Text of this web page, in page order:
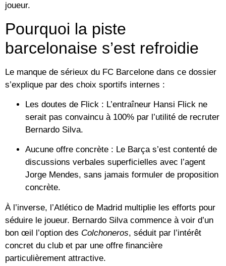
joueur.
Pourquoi la piste
barcelonaise s’est refroidie
Le manque de sérieux du FC Barcelone dans ce dossier
s’explique par des choix sportifs internes :
Les doutes de Flick : L’entraîneur Hansi Flick ne
serait pas convaincu à 100% par l’utilité de recruter
Bernardo Silva.
Aucune offre concrète : Le Barça s’est contenté de
discussions verbales superficielles avec l’agent
Jorge Mendes, sans jamais formuler de proposition
concrète.
À l’inverse, l’Atlético de Madrid multiplie les efforts pour
séduire le joueur. Bernardo Silva commence à voir d’un
bon œil l’option des Colchoneros, séduit par l’intérêt
concret du club et par une offre financière
particulièrement attractive.